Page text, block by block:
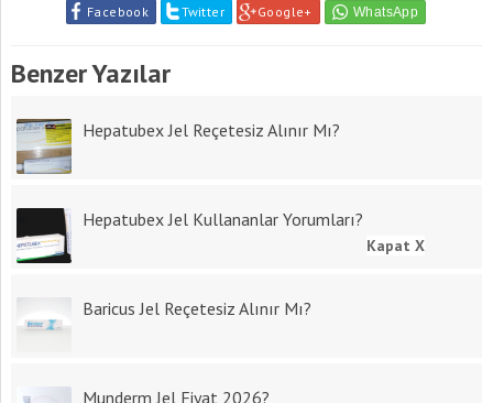
Facebook Twitter Google+
Benzer Yazılar
Hepatubex Jel Reçetesiz Alınır Mı?
Hepatubex Jel Kullananlar Yorumları?
Baricus Jel Reçetesiz Alınır Mı?
Munderm Jel Fiyat 2026?
Kapat X